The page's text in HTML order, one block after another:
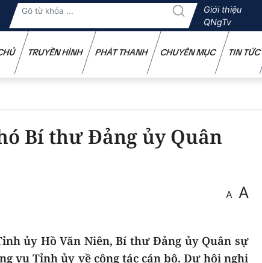
Giới thiệu
QNgTv
TRUYỀN HÌNH PHÁT THANH CHUYÊN MỤC TIN TỨC
Bí thư Đảng ủy Quân
A A
ủy Hồ Văn Niên, Bí thư Đảng ủy Quân sự
vụ Tỉnh ủy về công tác cán bộ. Dự hội nghị